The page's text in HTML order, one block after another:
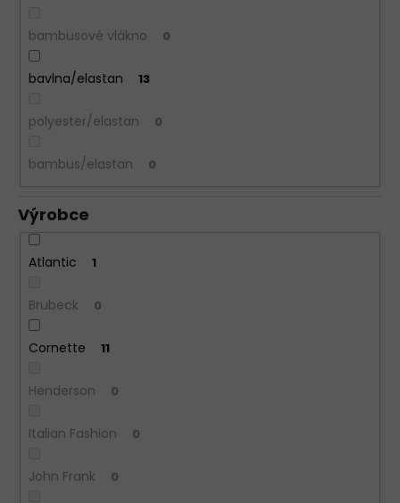
bambusové vlákno 0
bavlna/elastan 13
polyester/elastan 0
bambus/elastan 0
Výrobce
Atlantic 1
Brubeck 0
Cornette 11
Henderson 0
Italian Fashion 0
John Frank 0